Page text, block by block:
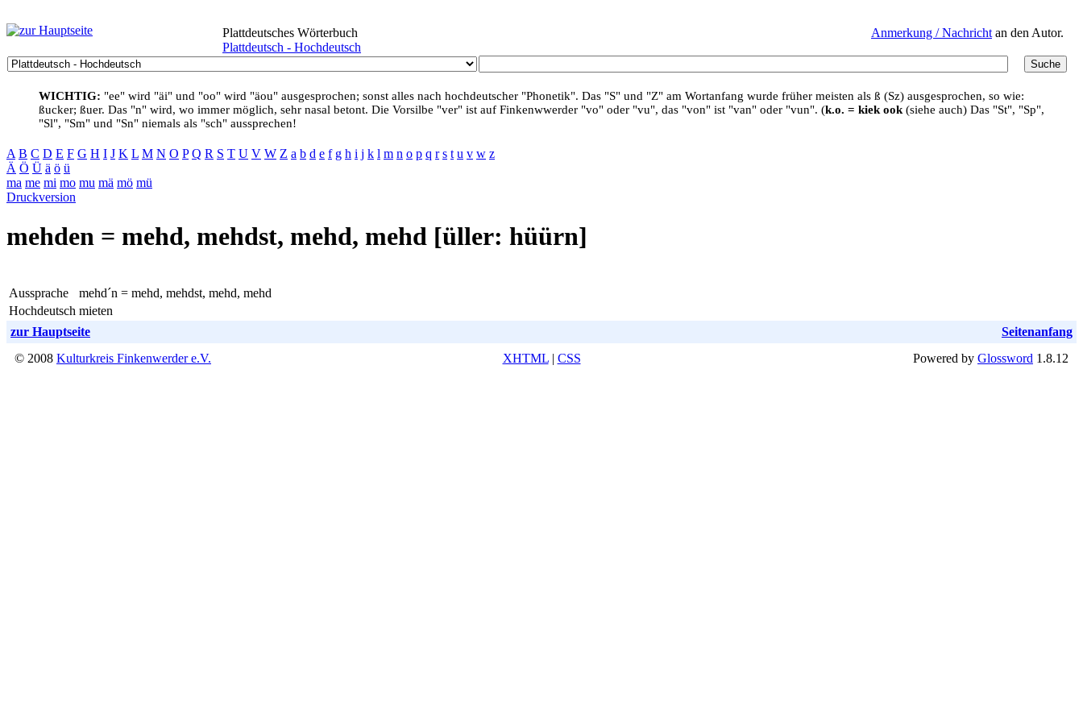
Anmerkung / Nachricht an den Autor.
Plattdeutsches Wörterbuch
Plattdeutsch - Hochdeutsch
WICHTIG: "ee" wird "äi" und "oo" wird "äou" ausgesprochen; sonst alles nach hochdeutscher "Phonetik". Das "S" und "Z" am Wortanfang wurde früher meisten als ß (Sz) ausgesprochen, so wie:
ßucker; ßuer. Das "n" wird, wo immer möglich, sehr nasal betont. Die Vorsilbe "ver" ist auf Finkenwwerder "vo" oder "vu", das "von" ist "van" oder "vun". (k.o. = kiek ook (siehe auch) Das "St", "Sp",
"Sl", "Sm" und "Sn" niemals als "sch" aussprechen!
A B C D E F G H I J K L M N O P Q R S T U V W Z a b d e f g h i j k l m n o p q r s t u v w z
Ä Ö Ü ä ö ü
ma me mi mo mu mä mö mü
Druckversion
mehden = mehd, mehdst, mehd, mehd [üller: hüürn]
Aussprache
mehd´n = mehd, mehdst, mehd, mehd
Hochdeutsch mieten
zur Hauptseite
Seitenanfang
© 2008 Kulturkreis Finkenwerder e.V. XHTML| CSS Powered by Glossword 1.8.12